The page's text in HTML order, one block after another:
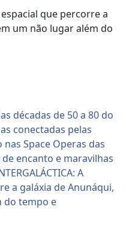
espacial que percorre a
um não lugar além do